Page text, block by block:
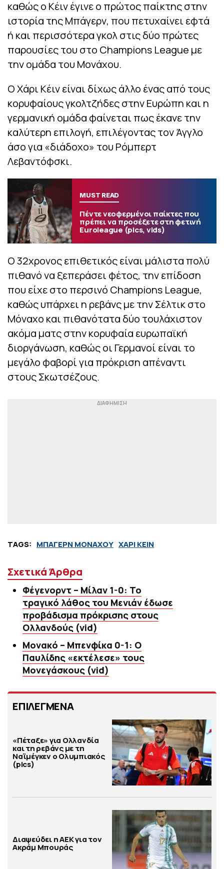
καθώς ο Κέιν έγινε ο πρώτος παίκτης στην
ιστορία της Μπάγερν, που πετυχαίνει εφτά
ή και περισσότερα γκολ στις δύο πρώτες
παρουσίες του στο Champions League με
την ομάδα του Μονάχου.
Ο Χάρι Κέιν είναι δίχως άλλο ένας από τους
κορυφαίους γκολτζήδες στην Ευρώπη και η
γερμανική ομάδα φαίνεται πως έκανε την
καλύτερη επιλογή, επιλέγοντας τον Άγγλο
άσο για «διάδοχο» του Ρόμπερτ
Λεβαντόφσκι.
MUST READ
Πέντε νεοφερμένοι παίκτες που
πρέπει να προσέξετε στη φετινή
Euroleague (pics, vids)
Ο 32χρονος επιθετικός είναι μάλιστα πολύ
πιθανό να ξεπεράσει φέτος, την επίδοση
που είχε στο περσινό Champions League,
καθώς υπάρχει η ρεβάνς με την Σέλτικ στο
Μόναχο και πιθανότατα δύο τουλάχιστον
ακόμα ματς στην κορυφαία ευρωπαϊκή
διοργάνωση, καθώς οι Γερμανοί είναι το
μεγάλο φαβορί για πρόκριση απέναντι
στους Σκωτσέζους.
TAGS: ΜΠΑΓΕΡΝ ΜΟΝΑΧΟΥ ΧΑΡΙ ΚΕΙΝ
Σχετικά Άρθρα
Φέγενορντ – Μίλαν 1-0: Το
τραγικό λάθος του Μενιάν έδωσε
προβάδισμα πρόκρισης στους
Ολλανδούς (vid)
Μονακό – Μπενφίκα 0-1: Ο
Παυλίδης «εκτέλεσε» τους
Μονεγάσκους (vid)
ΕΠΙΛΕΓΜΕΝΑ
«Πέταξε» για Ολλανδία
και τη ρεβάνς με τη
Ναϊμέγκεν ο Ολυμπιακός
(pics)
Διαψεύδει η ΑΕΚ για τον
Ακράμ Μπουράς